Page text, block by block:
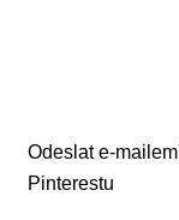
Odeslat e-mailem
Pinterestu